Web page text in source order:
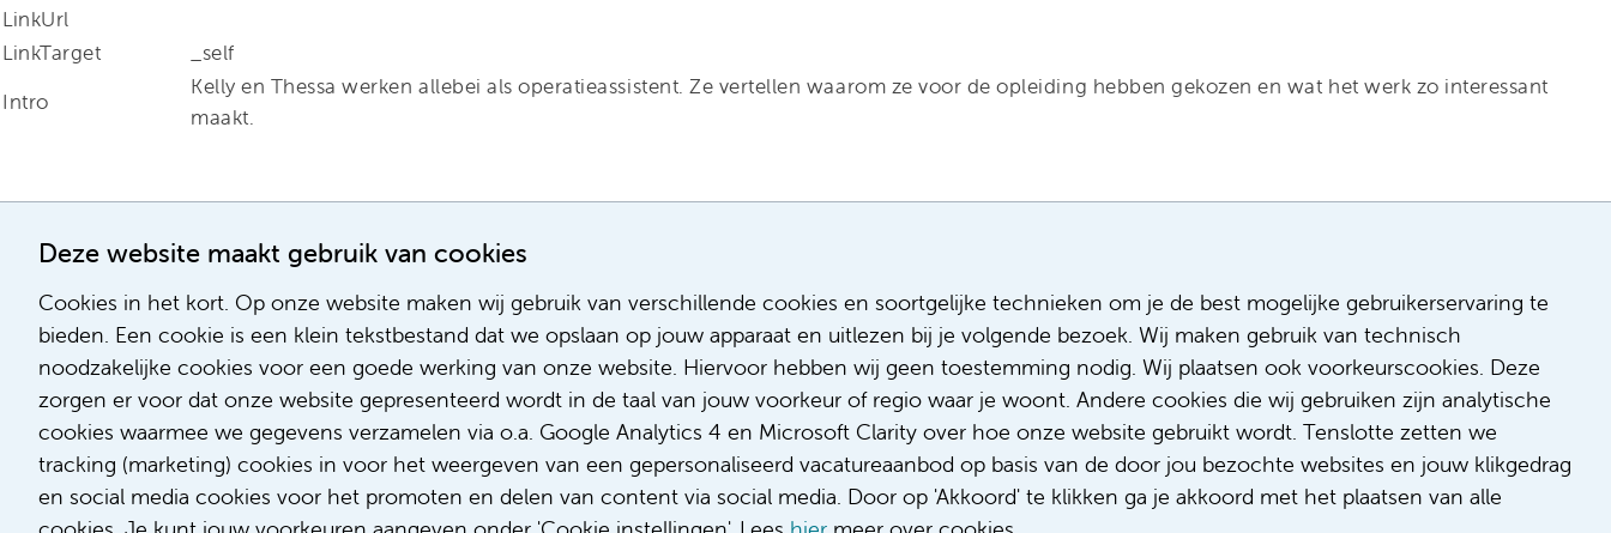
Deze website maakt gebruik van cookies
Cookies in het kort. Op onze website maken wij gebruik van verschillende cookies en soortgelijke technieken om je de best mogelijke gebruikerservaring te
bieden. Een cookie is een klein tekstbestand dat we opslaan op jouw apparaat en uitlezen bij je volgende bezoek. Wij maken gebruik van technisch
noodzakelijke cookies voor een goede werking van onze website. Hiervoor hebben wij geen toestemming nodig. Wij plaatsen ook voorkeurscookies. Deze
zorgen er voor dat onze website gepresenteerd wordt in de taal van jouw voorkeur of regio waar je woont. Andere cookies die wij gebruiken zijn analytische
cookies waarmee we gegevens verzamelen via o.a. Google Analytics 4 en Microsoft Clarity over hoe onze website gebruikt wordt. Tenslotte zetten we
tracking (marketing) cookies in voor het weergeven van een gepersonaliseerd vacatureaanbod op basis van de door jou bezochte websites en jouw klikgedrag
en social media cookies voor het promoten en delen van content via social media. Door op 'Akkoord' te klikken ga je akkoord met het plaatsen van alle
LinkUrl
LinkTarget
_self
Intro
Kelly en Thessa werken allebei als operatieassistent. Ze vertellen waarom ze voor de opleiding hebben gekozen en wat het werk zo interessant
maakt.
Meest recente vacatures
Facilitair Coördinator
Adviseur (patiënten)voeding met een
focus op duurzame voeding
Fellow abdominale radiologie
Medisch student polikliniek Urologie
Meer
Solliciteren
Over ons
Diversiteit & inclusie
Gedragscode
Klacht/feedback
Compliment/suggestie